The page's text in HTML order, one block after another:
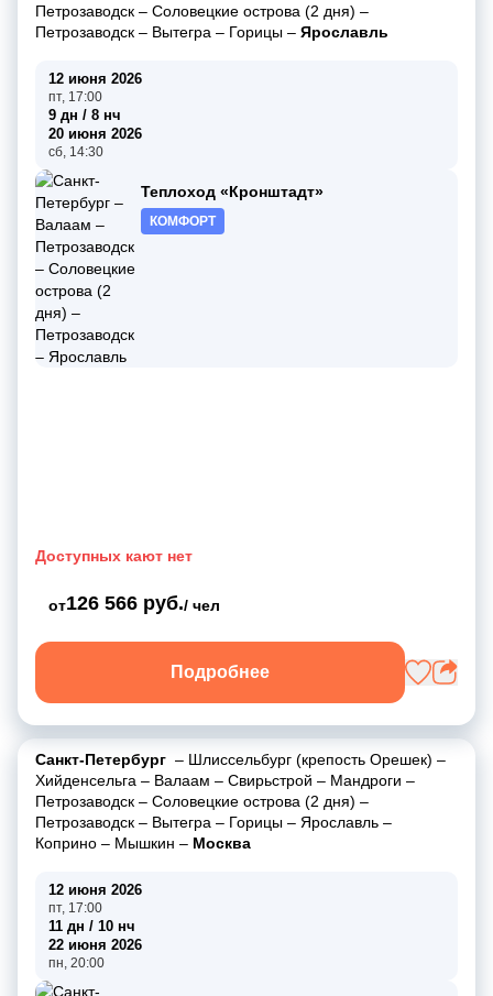
Петрозаводск – Соловецкие острова (2 дня) –
Петрозаводск – Вытегра – Горицы – Ярославль
12 июня 2026
пт, 17:00
9 дн / 8 нч
20 июня 2026
сб, 14:30
Теплоход «Кронштадт»
КОМФОРТ
Доступных кают нет
от126 566 руб./ чел
Подробнее
Санкт-Петербург – Шлиссельбург (крепость Орешек) –
Хийденсельга – Валаам – Свирьстрой – Мандроги –
Петрозаводск – Соловецкие острова (2 дня) –
Петрозаводск – Вытегра – Горицы – Ярославль –
Коприно – Мышкин – Москва
12 июня 2026
пт, 17:00
11 дн / 10 нч
22 июня 2026
пн, 20:00